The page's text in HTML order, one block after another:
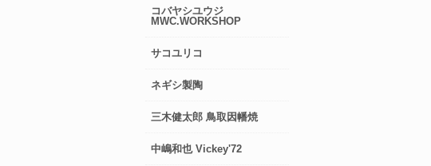
コバヤシユウジ
MWC.WORKSHOP
サコユリコ
ネギシ製陶
三木健太郎 鳥取因幡焼
中嶋和也 Vickey'72